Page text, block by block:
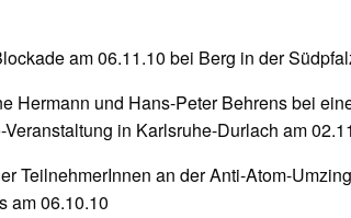
am 06.11.10 bei Berg in der
Hermann und Hans-Peter Behrens bei
Veranstaltung in Karlsruhe-Durlach am
TeilnehmerInnen an der Anti-Atom-
am 06.10.10